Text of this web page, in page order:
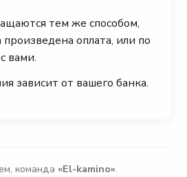
тем же способом,
оплата, или по
вами.
зависит от вашего банка.
команда «El-kamino».